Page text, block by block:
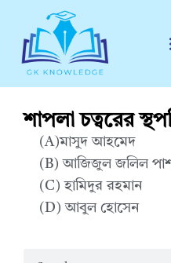
শাপলা চত্বরের
(A)মাসুদ আহমেদ
(B) আজিজুল জলিল
(C) হামিদুর রহমান
(D) আবুল হোসেন